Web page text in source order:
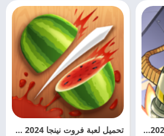
تحميل لعبة جتبك جيوريد 2025 Jetpack Joyride APK اخر اصدار تحميل لعبة فروت نينجا Fruit Ninja 2024 للاندرويد مجانا